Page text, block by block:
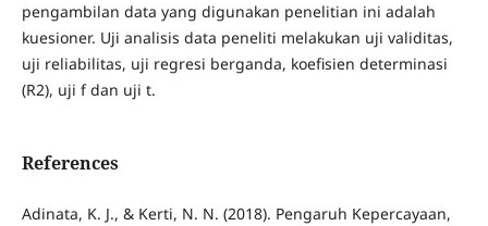
pengambilan data yang digunakan penelitian ini adalah
kuesioner. Uji analisis data peneliti melakukan uji validitas,
uji reliabilitas, uji regresi berganda, koefisien determinasi
(R2), uji f dan uji t.
References
Adinata, K. J., & Kerti, N. N. (2018). Pengaruh Kepercayaan,